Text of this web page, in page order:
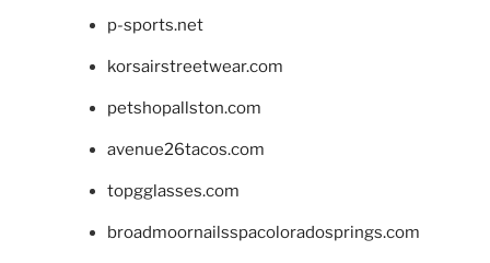
p-sports.net
korsairstreetwear.com
petshopallston.com
avenue26tacos.com
topgglasses.com
broadmoornailsspacoloradosprings.com